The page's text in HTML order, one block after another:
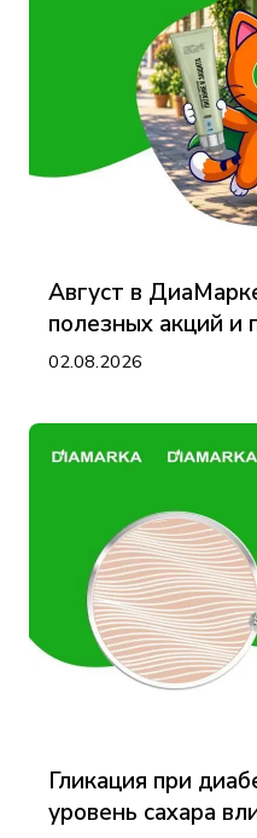
Август в
полезных акций и
02.08.2026
Гликация при
уровень сахара